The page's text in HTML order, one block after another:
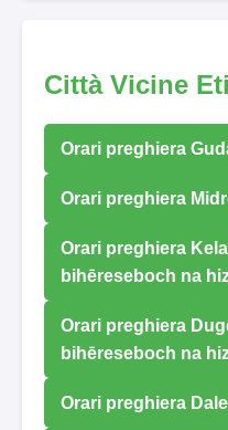
Città Vicine
Orari preghiera
Orari preghiera
Orari preghiera
bihēreseboch na
Orari preghiera
bihēreseboch na
Orari preghiera